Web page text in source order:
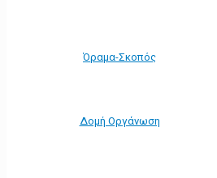
Όραμα-Σκοπός
Δομή Οργάνωση